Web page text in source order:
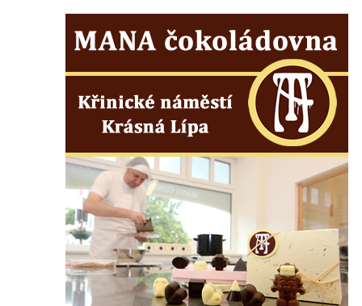
kostelu Nanebevzetí Panny Marie ve
schodišti ke kostelu Nanebevzetí Panny
Marie ve Vilémově
Socha svatého Šebestiána na schodišti ke
kostelu Nanebevzetí Panny Marie ve
Vilémově
Socha svatého Václava na schodišti ke
kostelu Nanebevzetí Panny Marie ve
Vilémově
Socha svaté Rosalie (Rozálie) na schodišti